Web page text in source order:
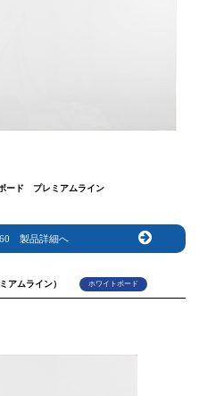
ード プレミアムライン
製品詳細へ
アムライン） ホワイトボード